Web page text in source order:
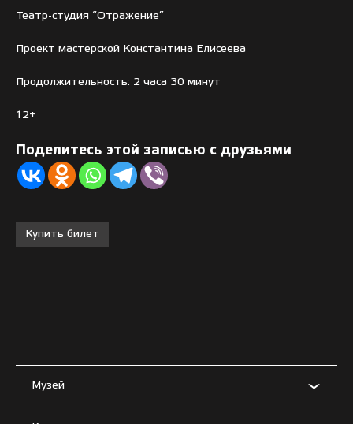
Театр-студия “Отражение”
Проект мастерской Константина Елисеева
Продолжительность: 2 часа 30 минут
12+
Поделитесь этой записью с друзьями
Купить билет
Музей